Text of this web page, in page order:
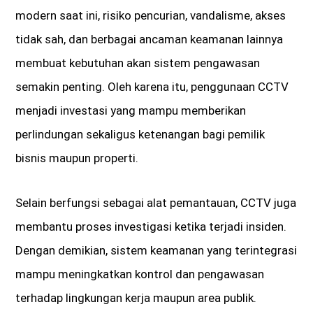
modern saat ini, risiko pencurian, vandalisme, akses
tidak sah, dan berbagai ancaman keamanan lainnya
membuat kebutuhan akan sistem pengawasan
semakin penting. Oleh karena itu, penggunaan CCTV
menjadi investasi yang mampu memberikan
perlindungan sekaligus ketenangan bagi pemilik
bisnis maupun properti.
Selain berfungsi sebagai alat pemantauan, CCTV juga
membantu proses investigasi ketika terjadi insiden.
Dengan demikian, sistem keamanan yang terintegrasi
mampu meningkatkan kontrol dan pengawasan
terhadap lingkungan kerja maupun area publik.